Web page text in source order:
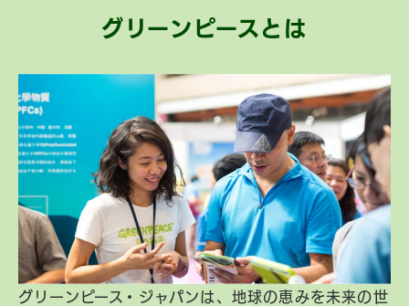
グリーンピースとは
グリーンピース・ジャパンは、地球の恵みを未来の世